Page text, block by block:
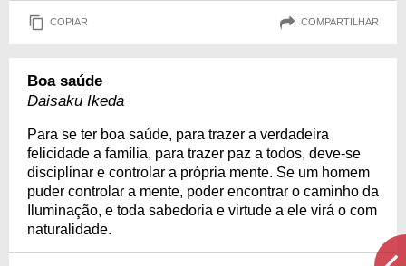
COPIAR COMPARTILHAR
Boa saúde
Daisaku Ikeda
Para se ter boa saúde, para trazer a verdadeira
felicidade a família, para trazer paz a todos, deve-se
disciplinar e controlar a própria mente. Se um homem
puder controlar a mente, poder encontrar o caminho da
Iluminação, e toda sabedoria e virtude a ele virá o com
naturalidade.